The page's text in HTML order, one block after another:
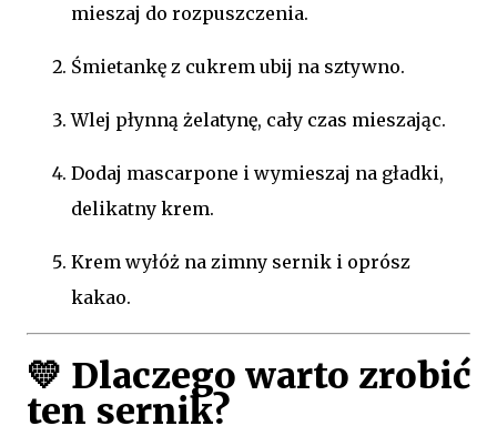
mieszaj do rozpuszczenia.
Śmietankę z cukrem ubij na sztywno.
Wlej płynną żelatynę, cały czas mieszając.
Dodaj mascarpone i wymieszaj na gładki,
delikatny krem.
Krem wyłóż na zimny sernik i oprósz
kakao.
💛 Dlaczego warto zrobić
ten sernik?